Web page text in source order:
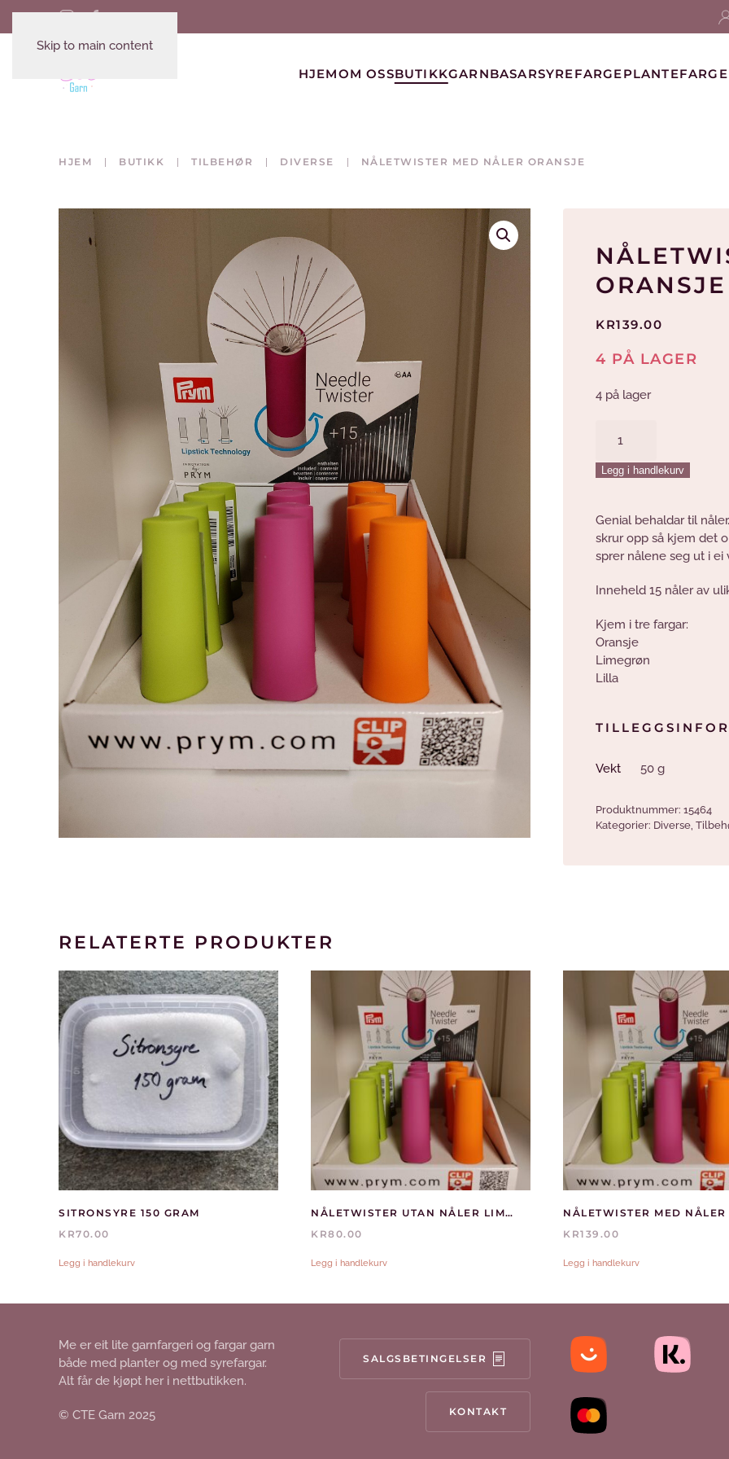
Skip to main content
HJEMOM OSSBUTIKKGARNBASARSYREFARGEPLANTEFARGE
HJEM BUTIKK TILBEHØR DIVERSE NÅLETWISTER MED NÅLER ORANSJE
ORANSJE
KR139.00
4 PÅ LAGER
4 på lager
med
nåler
Oransje
Legg i handlekurv
Genial behaldar til
skrur opp så kjem det
sprer nålene seg ut i ei
Inneheld 15 nåler av
Kjem i tre fargar:
Oransje
Limegrøn
Lilla
Vekt 50 g
Produktnummer: 15464
Kategorier: Diverse,
RELATERTE PRODUKTER
SITRONSYRE 150 GRAM
KR70.00
Legg i handlekurv
NÅLETWISTER UTAN NÅLER LIMEGRØN
KR80.00
Legg i handlekurv
KR139.00
Legg i handlekurv
Me er eit lite garnfargeri og fargar garn
både med planter og med syrefargar.
Alt får de kjøpt her i nettbutikken.
© CTE Garn 2025
SALGSBETINGELSER
KONTAKT